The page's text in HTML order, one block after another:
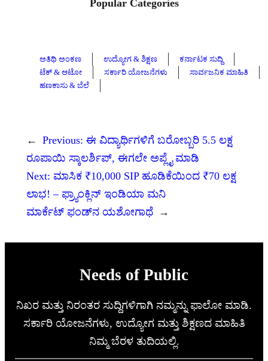
Popular Categories
ಅತಿಥಿ ಅಂಕಣ ಉದ್ಯೋಗ & ಶಿಕ್ಷಣ
ಕರ್ನಾಟಕ ಸುದ್ದಿ
ಟೆಕ್ & ಆಟೋ
ಸರ್ಕಾರಿ ಯೋಜನೆಗಳು
ಸಾರ್ವಜನಿಕ ಮಾಹಿತಿ
ಹಣಕಾಸು & ಬೆಲೆ
← Previous: ಈ ವಿದ್ಯಾರ್ಥಿಗಳಿಗೆ ಬರೋಬ್ಬರಿ 5.5 ಲಕ್ಷ
ರೂಪಾಯಿ ಸ್ಕಾಲರ್ಶಿಪ್, ಈಗಲೇ ಅಪ್ಲೈ ಮಾಡಿ
Next: ಮಾಸಿಕ ₹10,000 SIP ಹೂಡಿಕೆಯಿಂದ ₹70 ಲಕ್ಷ
ಲಾಭ! – ಫ್ರ್ಯಾಂಕ್ಲಿನ್ ಇಂಡಿಯಾ ಮನಿ
ಮಾರ್ಕೆಟ್ ಫಂಡ್‌ನ ಯಶೋಗಾಥೆ →
Needs of Public
ನಿಖರ ಮತ್ತು ನಿರಂತರ ಸುದ್ದಿಗಳಿಗಾಗಿ ನಮ್ಮನ್ನು ಫಾಲೋ ಮಾಡಿ.
ಸರ್ಕಾರಿ ಯೋಜನೆಗಳು, ಉದ್ಯೋಗ ಮತ್ತು ಶಿಕ್ಷಣದ ಮಾಹಿತಿ
ನಿಮ್ಮ ಬೆರಳ ತುದಿಯಲ್ಲಿ.